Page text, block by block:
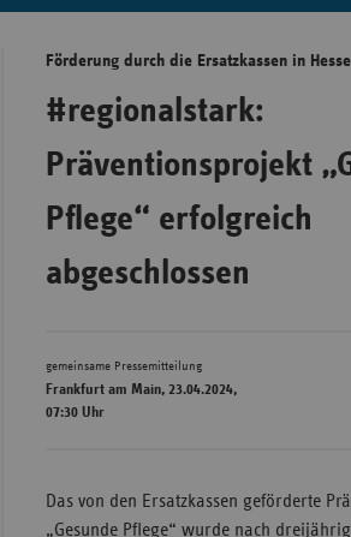
Förderung durch die Ersatzkassen in
#regionalstark:
Präventionsprojekt
Pflege“ erfolgreich
abgeschlossen
gemeinsame Pressemitteilung
Frankfurt am Main, 23.04.2024,
07:30 Uhr
Das von den Ersatzkassen geförderte
„Gesunde Pflege“ wurde nach